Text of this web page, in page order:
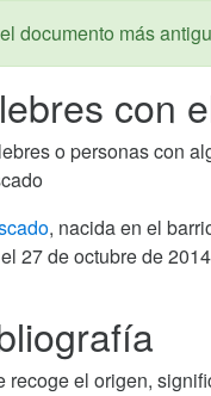
documento más
con
o personas con
, nacida en el
27 de octubre de
recoge el origen,